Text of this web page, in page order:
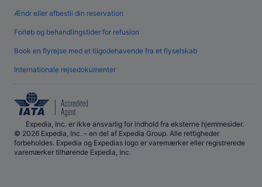
Ændr eller afbestil din reservation
Forløb og behandlingstider for refusion
Book en flyrejse med et tilgodehavende fra et flyselskab
Internationale rejsedokumenter
Expedia, Inc. er ikke ansvarlig for indhold fra eksterne hjemmesider.
© 2026 Expedia, Inc. – en del af Expedia Group. Alle rettigheder
forbeholdes. Expedia og Expedias logo er varemærker eller registrerede
varemærker tilhørende Expedia, Inc.